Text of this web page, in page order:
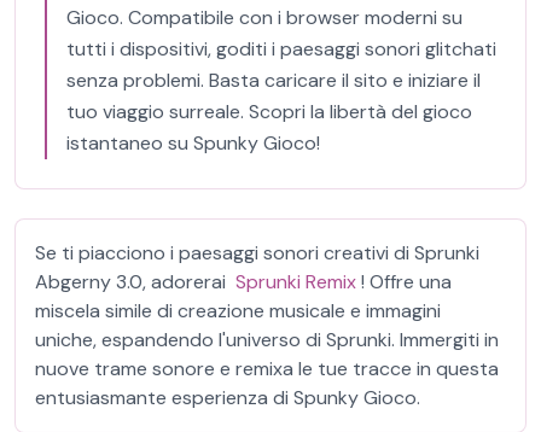
Gioco. Compatibile con i browser moderni su
tutti i dispositivi, goditi i paesaggi sonori glitchati
senza problemi. Basta caricare il sito e iniziare il
tuo viaggio surreale. Scopri la libertà del gioco
istantaneo su Spunky Gioco!
Se ti piacciono i paesaggi sonori creativi di Sprunki
Abgerny 3.0, adorerai Sprunki Remix! Offre una
miscela simile di creazione musicale e immagini
uniche, espandendo l'universo di Sprunki. Immergiti in
nuove trame sonore e remixa le tue tracce in questa
entusiasmante esperienza di Spunky Gioco.